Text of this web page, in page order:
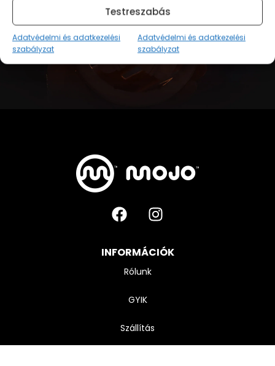
Testreszabás
Adatvédelmi és adatkezelési
szabályzat
Adatvédelmi és adatkezelési
szabályzat
Zene és stílus tökéletes
egysége
INFORMÁCIÓK
Rólunk
GYIK
Szállítás